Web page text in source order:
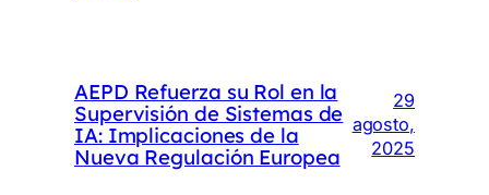
AEPD Refuerza su Rol en la
Supervisión de Sistemas de
IA: Implicaciones de la
Nueva Regulación Europea
29
agosto,
2025